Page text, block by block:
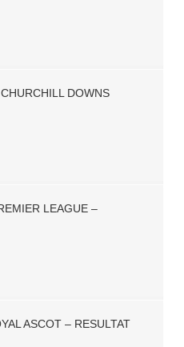
DOWNS
LEAGUE –
ASCOT – RESULTAT